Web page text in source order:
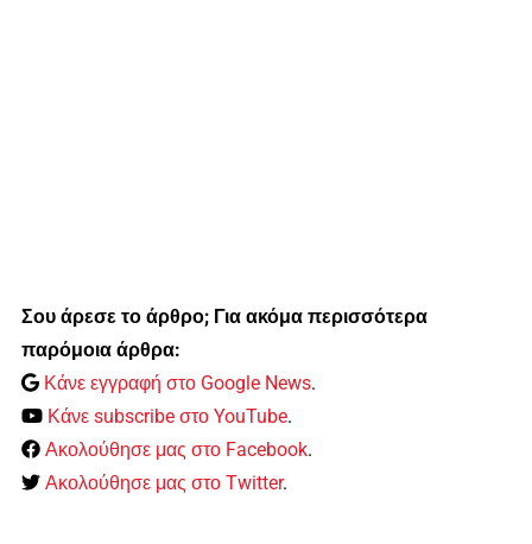
Σου άρεσε το άρθρο; Για ακόμα περισσότερα
παρόμοια άρθρα:
Κάνε εγγραφή στο Google News.
Κάνε subscribe στο YouTube.
Ακολούθησε μας στο Facebook.
Ακολούθησε μας στο Twitter.